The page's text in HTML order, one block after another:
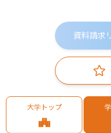
資料請求
大学トップ